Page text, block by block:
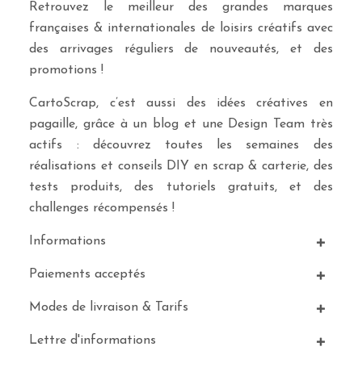
Retrouvez le meilleur des grandes marques
françaises & internationales de loisirs créatifs avec
des arrivages réguliers de nouveautés, et des
promotions !
CartoScrap, c’est aussi des idées créatives en
pagaille, grâce à un blog et une Design Team très
actifs : découvrez toutes les semaines des
réalisations et conseils DIY en scrap & carterie, des
tests produits, des tutoriels gratuits, et des
challenges récompensés !
Informations
Paiements acceptés
Modes de livraison & Tarifs
Lettre d'informations